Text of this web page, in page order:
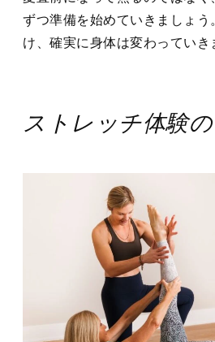
ずつ準備を始めていきましょう
け、確実に身体は変わっていき
ストレッチ体験